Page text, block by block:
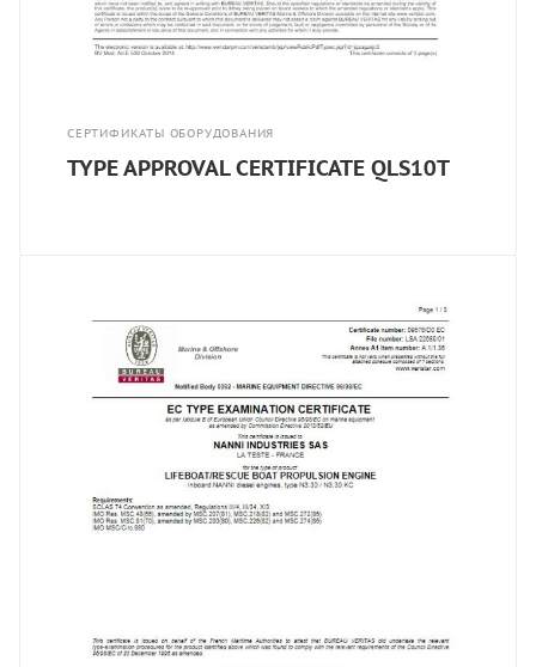
СЕРТИФИКАТЫ ОБОРУДОВАНИЯ
TYPE APPROVAL CERTIFICATE QLS10T